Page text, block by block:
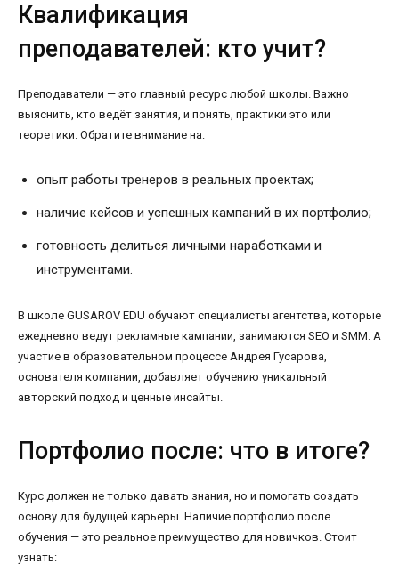
Квалификация
преподавателей: кто учит?
Преподаватели — это главный ресурс любой школы. Важно
выяснить, кто ведёт занятия, и понять, практики это или
теоретики. Обратите внимание на:
опыт работы тренеров в реальных проектах;
наличие кейсов и успешных кампаний в их портфолио;
готовность делиться личными наработками и
инструментами.
В школе GUSAROV EDU обучают специалисты агентства, которые
ежедневно ведут рекламные кампании, занимаются SEO и SMM. А
участие в образовательном процессе Андрея Гусарова,
основателя компании, добавляет обучению уникальный
авторский подход и ценные инсайты.
Портфолио после: что в итоге?
Курс должен не только давать знания, но и помогать создать
основу для будущей карьеры. Наличие портфолио после
обучения — это реальное преимущество для новичков. Стоит
узнать: